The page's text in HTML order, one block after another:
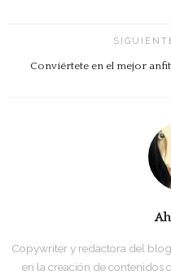
Conviértete en el mejor
Copywriter y redactora del
en la creación de contenidos